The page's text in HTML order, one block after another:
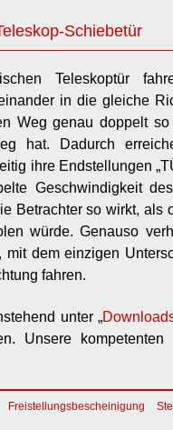
Schiebetür
Teleskoptür
in die gleiche
Weg genau doppelt
hat. Dadurch
ihre Endstellungen
Geschwindigkeit
Betrachter so wirkt, als
würde. Genauso
mit dem einzigen
fahren.
unter „
Unsere
Freistellungsbescheinigung